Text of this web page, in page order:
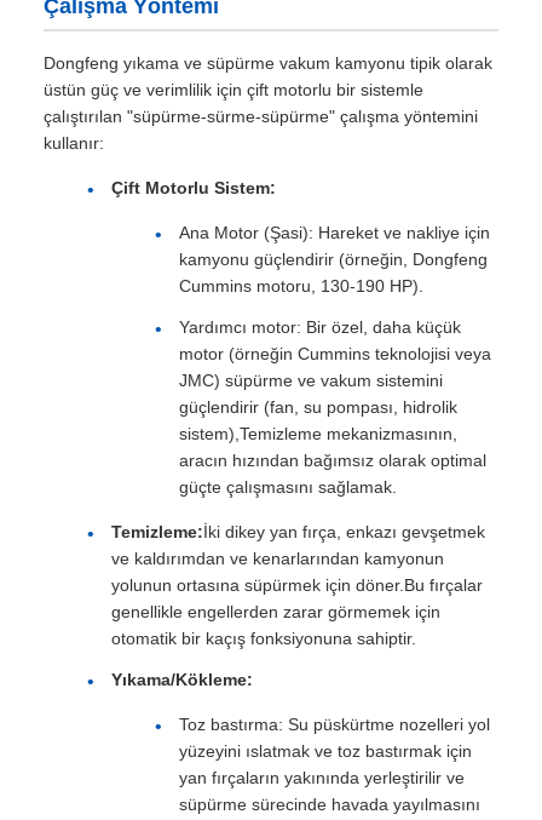
Çalışma Yöntemi
Dongfeng yıkama ve süpürme vakum kamyonu tipik olarak
üstün güç ve verimlilik için çift motorlu bir sistemle
çalıştırılan "süpürme-sürme-süpürme" çalışma yöntemini
kullanır:
Çift Motorlu Sistem:
Ana Motor (Şasi): Hareket ve nakliye için
kamyonu güçlendirir (örneğin, Dongfeng
Cummins motoru, 130-190 HP).
Yardımcı motor: Bir özel, daha küçük
motor (örneğin Cummins teknolojisi veya
JMC) süpürme ve vakum sistemini
güçlendirir (fan, su pompası, hidrolik
sistem),Temizleme mekanizmasının,
aracın hızından bağımsız olarak optimal
güçte çalışmasını sağlamak.
Temizleme:İki dikey yan fırça, enkazı gevşetmek
ve kaldırımdan ve kenarlarından kamyonun
yolunun ortasına süpürmek için döner.Bu fırçalar
genellikle engellerden zarar görmemek için
otomatik bir kaçış fonksiyonuna sahiptir.
Yıkama/Kökleme:
Toz bastırma: Su püskürtme nozelleri yol
yüzeyini ıslatmak ve toz bastırmak için
yan fırçaların yakınında yerleştirilir ve
süpürme sürecinde havada yayılmasını